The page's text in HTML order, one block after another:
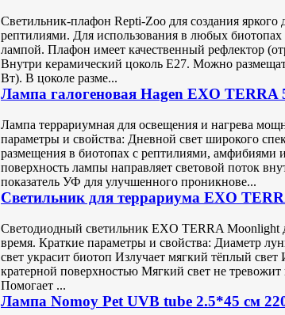
Светильник-плафон Repti-Zoo для создания яркого
рептилиями. Для использования в любых
лампой. Плафон имеет качественный рефлектор
Внутри керамический цоколь Е27. Можно
Вт). В цоколе разме...
Лампа галогеновая Hagen EXO TERRA
Лампа террариумная для освещения и нагрева
параметры и свойства: Дневной свет широкого
размещения в биотопах с рептилиями,
поверхность лампы направляет световой поток
показатель УФ для улучшенного проникнове...
Светильник для террариума EXO
Светодиодный светильник EXO TERRA Moonlight
время. Краткие параметры и свойства: Диаметр
свет украсит биотоп Излучает мягкий тёплый
кратерной поверхностью Мягкий свет не
Помогает ...
Лампа Nomoy Pet UVB tube 2.5*45 см